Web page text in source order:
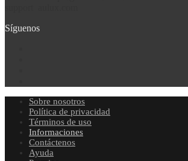
Síguenos
Sobre nosotros
Política de privacidad
Términos de uso
Informaciones
Contáctenos
Ayuda